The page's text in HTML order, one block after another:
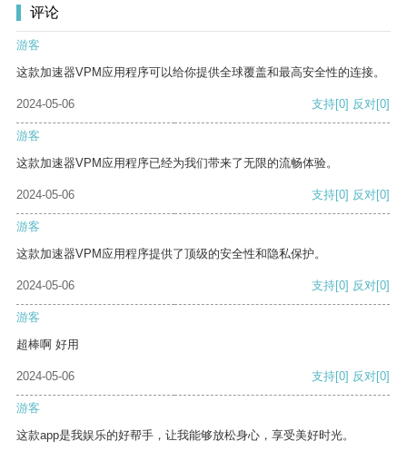
评论
游客
这款加速器VPM应用程序可以给你提供全球覆盖和最高安全性的连接。
2024-05-06 支持[0] 反对[0]
游客
这款加速器VPM应用程序已经为我们带来了无限的流畅体验。
2024-05-06 支持[0] 反对[0]
游客
这款加速器VPM应用程序提供了顶级的安全性和隐私保护。
2024-05-06 支持[0] 反对[0]
游客
超棒啊 好用
2024-05-06 支持[0] 反对[0]
游客
这款app是我娱乐的好帮手，让我能够放松身心，享受美好时光。